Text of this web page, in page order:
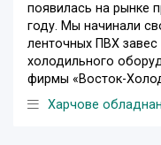
появилась на рынке
году. Мы начинали
ленточных ПВХ
холодильного
фирмы «Восток-
Харчове